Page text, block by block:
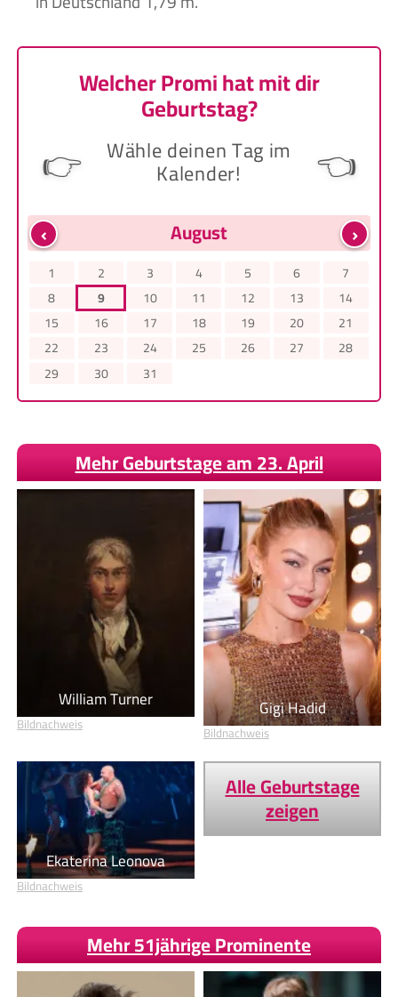
Welcher Promi hat mit dir
Geburtstag?
👉 Wähle deinen Tag im
Kalender! 👈
‹ ›
August
1 2 3 4 5 6
7
8
9 10 11 12 13
14
15
16 17 18 19 20
21
22
23 24 25 26 27
28
29
30 31
Mehr Geburtstage am 23. April
William Turner
Bildnachweis
Gigi Hadid
Bildnachweis
Ekaterina Leonova
Bildnachweis
Alle Geburtstage
zeigen
Mehr 51jährige Prominente